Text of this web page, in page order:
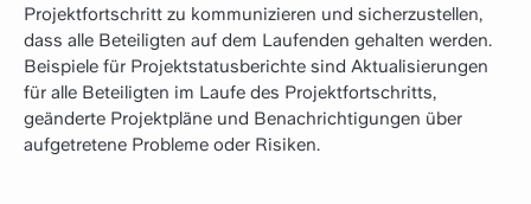
Projektfortschritt zu kommunizieren und sicherzustellen,
dass alle Beteiligten auf dem Laufenden gehalten werden.
Beispiele für Projektstatusberichte sind Aktualisierungen
für alle Beteiligten im Laufe des Projektfortschritts,
geänderte Projektpläne und Benachrichtigungen über
aufgetretene Probleme oder Risiken.